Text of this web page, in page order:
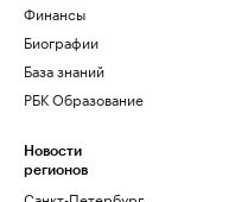
Финансы
Биографии
База знаний
РБК Образование
Новости
регионов